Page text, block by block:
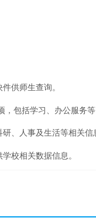
供师生查询。
，包括学习、办公服务
、人事及生活等相关信
校相关数据信息。